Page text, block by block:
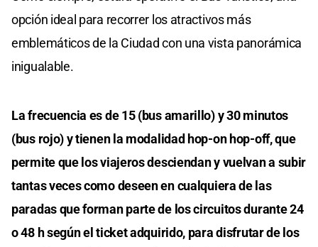
opción ideal para recorrer los atractivos más
emblemáticos de la Ciudad con una vista panorámica
inigualable.
La frecuencia es de 15 (bus amarillo) y 30 minutos
(bus rojo) y tienen la modalidad hop-on hop-off, que
permite que los viajeros desciendan y vuelvan a subir
tantas veces como deseen en cualquiera de las
paradas que forman parte de los circuitos durante 24
o 48 h según el ticket adquirido, para disfrutar de los